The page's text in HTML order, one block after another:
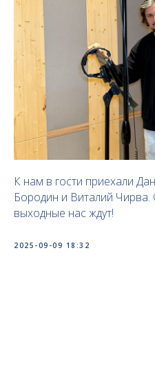
К нам в гости приехали
Бородин и Виталий Чирва.
выходные нас ждут!
2025-09-09 18:32